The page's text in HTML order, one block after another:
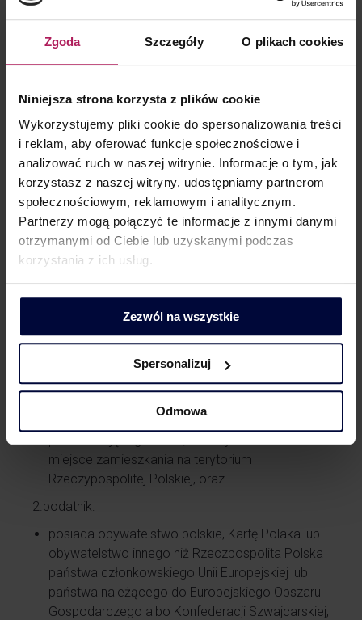
Zgoda Szczegóły O plikach cookies
Niniejsza strona korzysta z plików cookie
Wykorzystujemy pliki cookie do spersonalizowania treści
i reklam, aby oferować funkcje społecznościowe i
analizować ruch w naszej witrynie. Informacje o tym, jak
korzystasz z naszej witryny, udostępniamy partnerom
społecznościowym, reklamowym i analitycznym.
Partnerzy mogą połączyć te informacje z innymi danymi
otrzymanymi od Ciebie lub uzyskanymi podczas
korzystania z ich usług.
Zezwól na wszystkie
Spersonalizuj
Odmowa
przychody ze stosunku służbowego, stosunku
stosunku pracy,
przychody z umów zlecenia,
(we wszystkich formach opodatkowania poza
kartą podatkową).
Ulga na powrót, w jej aktualnym kształcie, może być
realnym narzędziem wspierającym pracowników
z Ukrainy, ale tylko tych, którzy spełniają dodatkowe
warunki. Warunki te są następujące:
podatnik nie miał miejsca zamieszkania
na terytorium Rzeczypospolitej Polskiej w okresie
bezpośrednio rok, w którym zmienił miejsce
zamieszkania na terytorium Rzeczypospolitej
okres od początku roku, w którym zmienił
Rzeczypospolitej Polskiej, do dnia
poprzedzającego dzień, w którym zmienił
miejsce zamieszkania na terytorium
Rzeczypospolitej Polskiej, oraz
2.podatnik:
posiada obywatelstwo polskie, Kartę Polaka lub
obywatelstwo innego niż Rzeczpospolita Polska
państwa członkowskiego Unii Europejskiej lub
państwa należącego do Europejskiego Obszaru
Gospodarczego albo Konfederacji Szwajcarskiej,